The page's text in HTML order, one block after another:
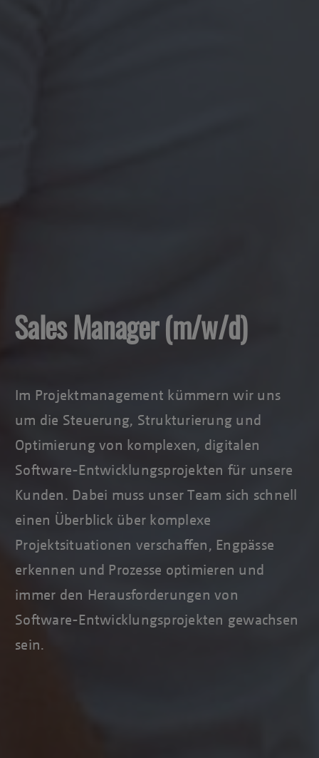
Sales Manager (m/w/d)
Im Projektmanagement kümmern wir uns
um die Steuerung, Strukturierung und
Optimierung von komplexen, digitalen
Software-Entwicklungsprojekten für unsere
Kunden. Dabei muss unser Team sich schnell
einen Überblick über komplexe
Projektsituationen verschaffen, Engpässe
erkennen und Prozesse optimieren und
immer den Herausforderungen von
Software-Entwicklungsprojekten gewachsen
sein.